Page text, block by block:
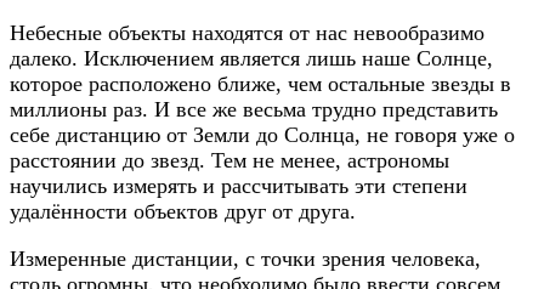
Небесные объекты находятся от нас невообразимо
далеко. Исключением является лишь наше Солнце,
которое расположено ближе, чем остальные звезды в
миллионы раз. И все же весьма трудно представить
себе дистанцию от Земли до Солнца, не говоря уже о
расстоянии до звезд. Тем не менее, астрономы
научились измерять и рассчитывать эти степени
удалённости объектов друг от друга.
Измеренные дистанции, с точки зрения человека,